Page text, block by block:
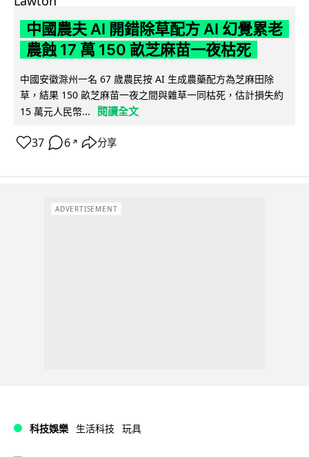
中國農夫 AI 開錯除草配方 AI 幻覺累老
農蝕 17 萬 150 畝芝麻苗一夜枯死
中國安徽滁州一名 67 歲農民按 AI 生成農藥配方為芝麻田除
草，結果 150 畝芝麻苗一夜之間與雜草一同枯死，估計損失約
15 萬元人民幣...
閱讀全文
37 6 ↗ 分享
ADVERTISEMENT
科技娛樂 生活科技 玩具